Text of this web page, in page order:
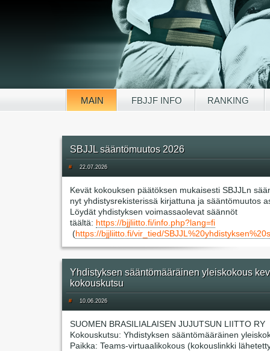
MAIN FBJJF INFO RANKING
SBJJL sääntömuutos 2026
# 22.07.2026
Kevät kokouksen päätöksen mukaisesti SBJJLn
nyt yhdistysrekisterissä kirjattuna ja sääntömuutos
Löydät yhdistyksen voimassaolevat säännöt
täältä: https://bjjliitto.fi/info.php?lang=fi
(https://bjjliitto.fi/vir_tied/
Yhdistyksen sääntömääräinen yleiskokous
kokouskutsu
# 10.06.2026
SUOMEN BRASILIALAISEN JUJUTSUN LIITTO RY
Kokouskutsu: Yhdistyksen sääntömääräinen
Paikka: Teams-virtuaalikokous (kokouslinkki